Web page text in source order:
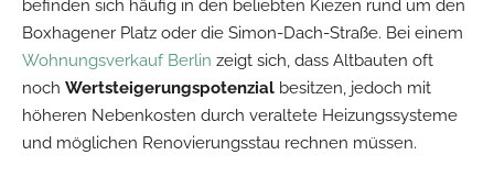
befinden sich häufig in den beliebten Kiezen rund um den
Boxhagener Platz oder die Simon-Dach-Straße. Bei einem
Wohnungsverkauf Berlin zeigt sich, dass Altbauten oft
noch Wertsteigerungspotenzial besitzen, jedoch mit
höheren Nebenkosten durch veraltete Heizungssysteme
und möglichen Renovierungsstau rechnen müssen.